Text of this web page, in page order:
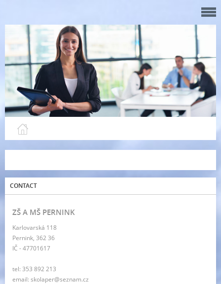
CONTACT
ZŠ A MŠ PERNINK
Karlovarská 118
Pernink, 362 36
IČ - 47701617
tel: 353 892 213
email: skolaper@seznam.cz